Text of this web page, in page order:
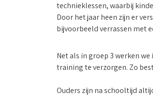
technieklessen, waarbij
Door het jaar heen zijn er
bijvoorbeeld verrassen met
Net als in groep 3 werken
training te verzorgen. Zo
Ouders zijn na schooltijd